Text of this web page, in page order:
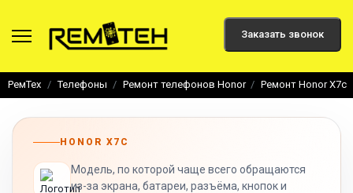
Заказать звонок
РемТех Телефоны Ремонт телефонов Honor Ремонт Honor X7c
HONOR X7C
Модель, по которой чаще всего обращаются
из-за экрана, батареи, разъёма, кнопок и